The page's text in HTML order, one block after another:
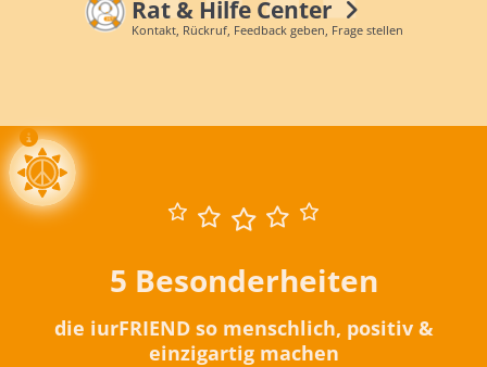
Rat & Hilfe Center
Kontakt, Rückruf, Feedback geben, Frage stellen
5 Besonderheiten
die iurFRIEND so menschlich, positiv &
einzigartig machen